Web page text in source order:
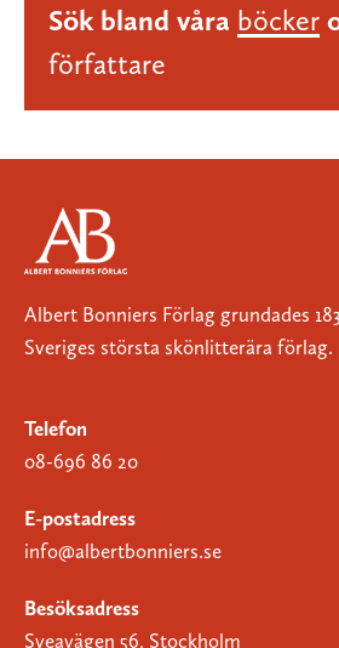
Sök bland våra böcker
författare
Albert Bonniers Förlag grundades
Sveriges största skönlitterära förlag.
Telefon
08-696 86 20
E-postadress
info@albertbonniers.se
Besöksadress
Sveavägen 56, Stockholm